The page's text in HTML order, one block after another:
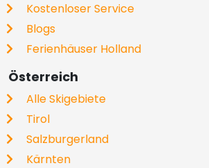
Kostenloser Service
Blogs
Ferienhäuser Holland
Österreich
Alle Skigebiete
Tirol
Salzburgerland
Kärnten